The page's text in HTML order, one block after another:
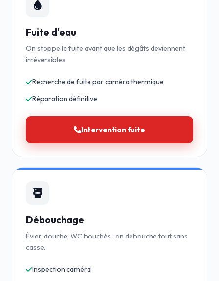
Fuite d'eau
On stoppe la fuite avant que les dégâts deviennent
irréversibles.
Recherche de fuite par caméra thermique
Réparation définitive
Intervention fuite
Débouchage
Évier, douche, WC bouchés : on débouche tout sans
casse.
Inspection caméra